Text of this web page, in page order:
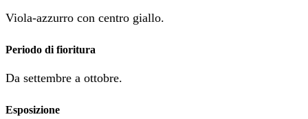
Viola-azzurro con centro giallo.
Periodo di fioritura
Da settembre a ottobre.
Esposizione